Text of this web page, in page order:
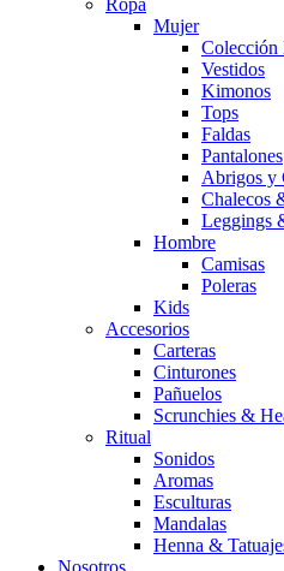
Ropa
Mujer
Colección
Vestidos
Kimonos
Tops
Faldas
Pantalones
Abrigos y
Chalecos
Leggings
Hombre
Camisas
Poleras
Kids
Accesorios
Carteras
Cinturones
Pañuelos
Scrunchies &
Ritual
Sonidos
Aromas
Esculturas
Mandalas
Henna &
Nosotros